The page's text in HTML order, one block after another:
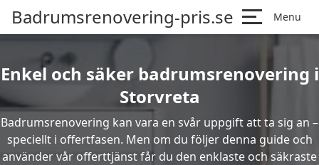
Badrumsrenovering-pris.se Menu
Enkel och säker badrumsrenovering i
Storvreta
Badrumsrenovering kan vara en svår uppgift att ta sig an –
speciellt i offertfasen. Men om du följer denna guide och
använder vår offerttjänst får du den enklaste och säkraste